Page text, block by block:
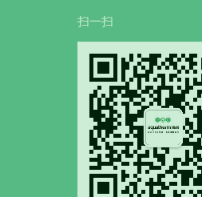
扫一扫